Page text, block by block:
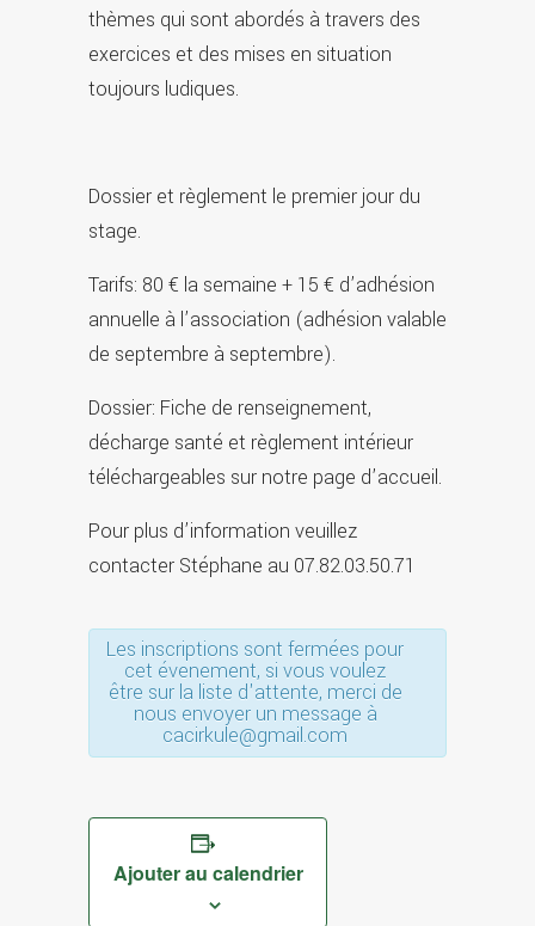
thèmes qui sont abordés à travers des
exercices et des mises en situation
toujours ludiques.
Dossier et règlement le premier jour du
stage.
Tarifs: 80 € la semaine + 15 € d’adhésion
annuelle à l’association (adhésion valable
de septembre à septembre).
Dossier: Fiche de renseignement,
décharge santé et règlement intérieur
téléchargeables sur notre page d’accueil.
Pour plus d’information veuillez
contacter Stéphane au 07.82.03.50.71
Les inscriptions sont fermées pour
cet évenement, si vous voulez
être sur la liste d'attente, merci de
nous envoyer un message à
cacirkule@gmail.com
Ajouter au calendrier